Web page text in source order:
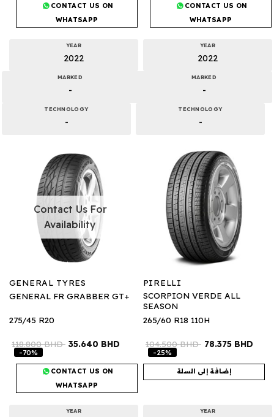
CONTACT US ON
WHATSAPP
YEAR
2022
MARKED
-
TECHNOLOGY
-
CONTACT US ON
WHATSAPP
YEAR
2022
MARKED
-
TECHNOLOGY
-
PIRELLI
SCORPION VERDE ALL
SEASON
265/60 R18 110H
104.500BHD 78.375 BHD
-25%
إضافة إلى السلة
YEAR
Contact Us For
Availability
GENERAL TYRES
GENERAL FR GRABBER GT+
275/45 R20
118.800BHD 35.640 BHD
-70%
CONTACT US ON
WHATSAPP
YEAR